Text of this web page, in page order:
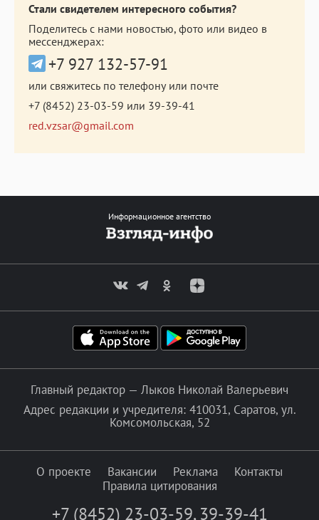
Стали свидетелем интересного события?
Поделитесь с нами новостью, фото или видео в
мессенджерах:
+7 927 132-57-91
или свяжитесь по телефону или почте
+7 (8452) 23-03-59 или 39-39-41
red.vzsar@gmail.com
Информационное агентство
Главный редактор — Лыков Николай Валерьевич
Адрес редакции и учредителя: 410031, Саратов, ул.
Комсомольская, 52
О проекте Вакансии Реклама
Контакты
Правила цитирования
+7 (8452) 23-03-59, 39-39-41